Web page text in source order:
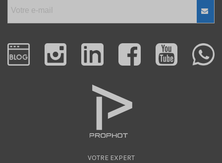
VOTRE EXPERT